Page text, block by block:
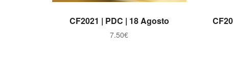
ADICIONAR
CF2021 | PDC | 18 Agosto
7.50€